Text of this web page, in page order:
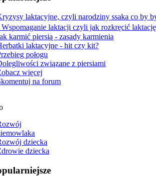
laktacyjne, czyli narodziny ssaka co by
Wspomaganie laktacji czyli jak rozkręcić
karmić piersią - zasady karmienia
laktacyjne - hit czy kit?
połogu
związane z piersiami
więcej
na forum
dziecka
dziecka